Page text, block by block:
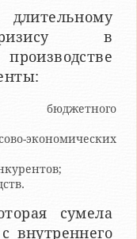
в
экономических
сумела
внутреннего